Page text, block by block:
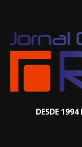
DESDE